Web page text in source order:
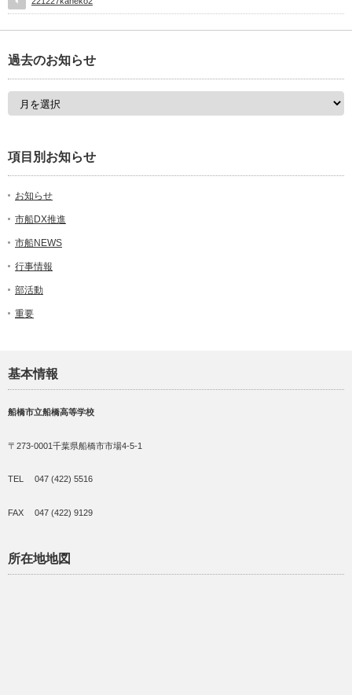
過去のお知らせ
項目別お知らせ
お知らせ
市船DX推進
市船NEWS
行事情報
部活動
重要
基本情報
船橋市立船橋高等学校
〒273-0001千葉県船橋市市場4-5-1
TEL 047 (422) 5516
FAX 047 (422) 9129
所在地地図